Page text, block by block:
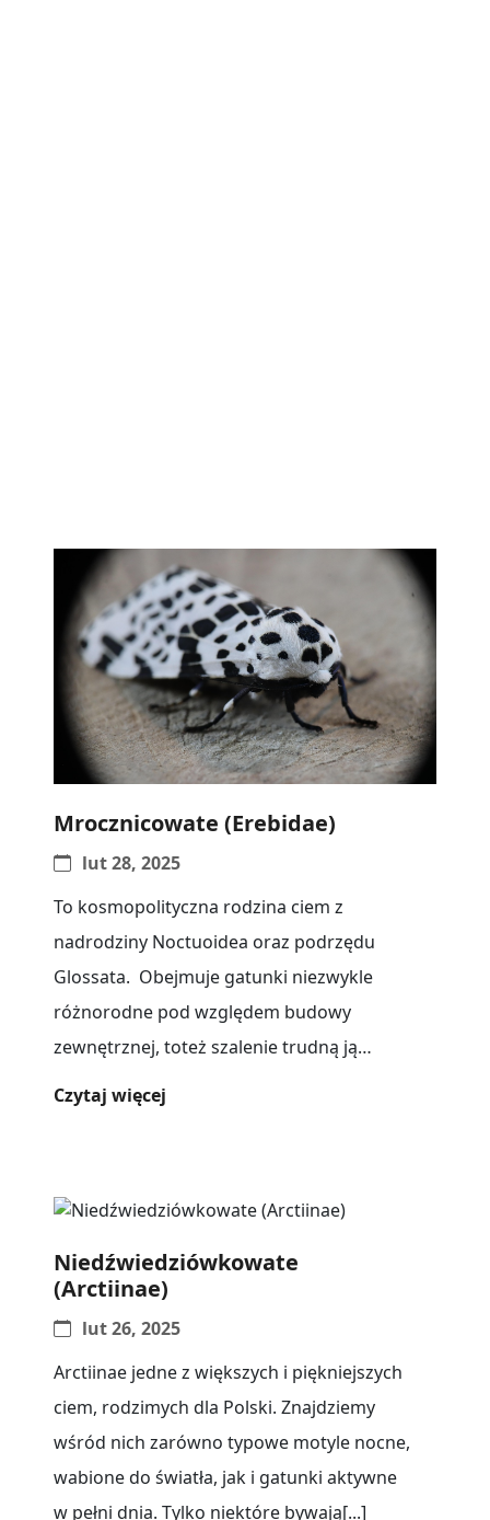
Mrocznicowate (Erebidae)
lut 28, 2025
To kosmopolityczna rodzina ciem z
nadrodziny Noctuoidea oraz podrzędu
Glossata. Obejmuje gatunki niezwykle
różnorodne pod względem budowy
zewnętrznej, toteż szalenie trudną ją
Czytaj więcej
Niedźwiedziówkowate
(Arctiinae)
lut 26, 2025
Arctiinae jedne z większych i piękniejszych
ciem, rodzimych dla Polski. Znajdziemy
wśród nich zarówno typowe motyle nocne,
wabione do światła, jak i gatunki aktywne
w pełni dnia. Tylko niektóre bywają[...]